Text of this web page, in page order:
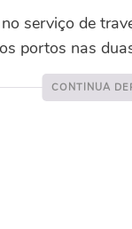
serviço de
portos nas